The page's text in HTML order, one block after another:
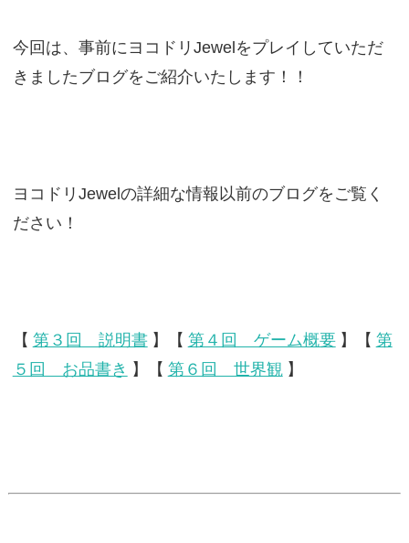
今回は、事前にヨコドリJewelをプレイしていただ
きましたブログをご紹介いたします！！
ヨコドリJewelの詳細な情報以前のブログをご覧く
ださい！
【 第３回 説明書 】【 第４回 ゲーム概要 】【 第
５回 お品書き 】【 第６回 世界観 】